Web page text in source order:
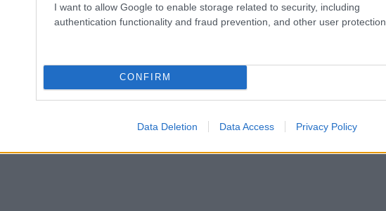
I want to allow Google to enable storage related to security, including
authentication functionality and fraud prevention, and other user protection.
CONFIRM
Data Deletion Data Access Privacy Policy